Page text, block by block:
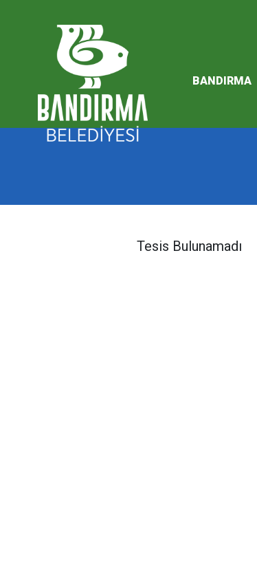
2026 Performans Programı
BANDIRMA
Tesis Bulunamadı